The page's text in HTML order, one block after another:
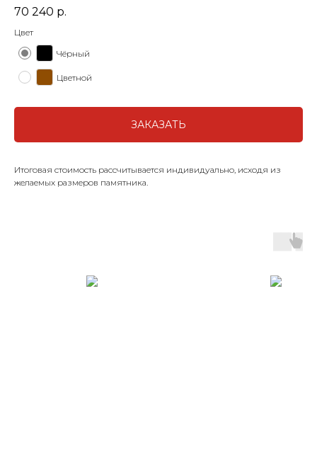
70 240 р.
Цвет
Чёрный
Цветной
ЗАКАЗАТЬ
Итоговая стоимость рассчитывается индивидуально, исходя из
желаемых размеров памятника.